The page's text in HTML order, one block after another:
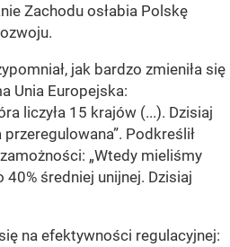
Zachodu osłabia Polskę
jak bardzo zmieniła się
Unia Europejska:
liczyła 15 krajów (...). Dzisiaj
Podkreślił
„Wtedy mieliśmy
40% średniej unijnej. Dzisiaj
na efektywności regulacyjnej: